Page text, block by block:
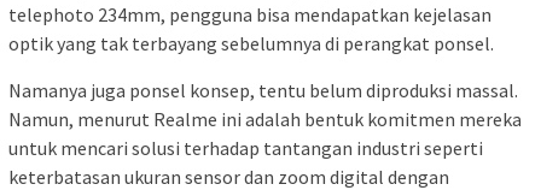
telephoto 234mm, pengguna bisa mendapatkan kejelasan
optik yang tak terbayang sebelumnya di perangkat ponsel.
Namanya juga ponsel konsep, tentu belum diproduksi massal.
Namun, menurut Realme ini adalah bentuk komitmen mereka
untuk mencari solusi terhadap tantangan industri seperti
keterbatasan ukuran sensor dan zoom digital dengan